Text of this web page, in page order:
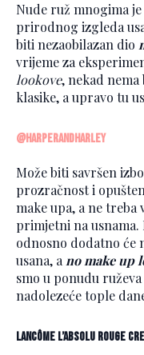
Nude ruž mnogima
prirodnog izgleda
biti nezaobilazan dio
vrijeme za
lookove, nekad
klasike, a upravo tu
@harperandharley
Može biti savršen
prozračnost i
make upa, a ne treba
primjetni na
odnosno dodatno
usana, a no make up
smo u ponudu
nadolezeće tople
Lancôme L’Absolu Rouge